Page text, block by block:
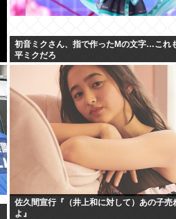
初音ミクさん、指で作ったMの文字…これ
平ミクだろ
佐久間宣行『（井上和に対して）あの子売
よ』